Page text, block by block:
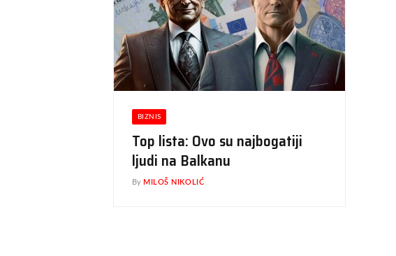
BIZNIS
Top lista: Ovo su najbogatiji
ljudi na Balkanu
By MILOŠ NIKOLIĆ